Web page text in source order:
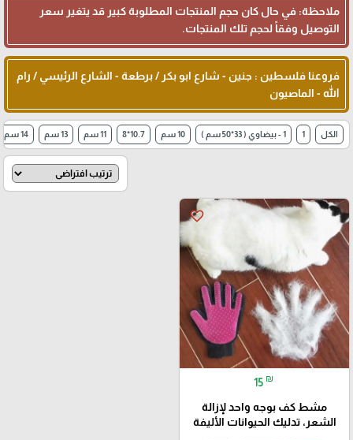
ملاحظة: في حال كان حجم المنتجات المطلوبة كبير قد يتغير سعر
التوصيل وفقاً لحجم تلك المنتجات.
فروعنا فلسطين : جنين - شارع ابو بكر / برطعة - الشارع الرئيسي / رام
الله - الماصيون
الكل 1 1 - بيضاوي ( 33*50 سم ) 10 سم 10.7*8 11 سم 13 سم 14 سم
favorite_border
15 ₪
مشط كف بوجه واحد لإزالة
الشعر، تدليك الحيوانات الأليفة